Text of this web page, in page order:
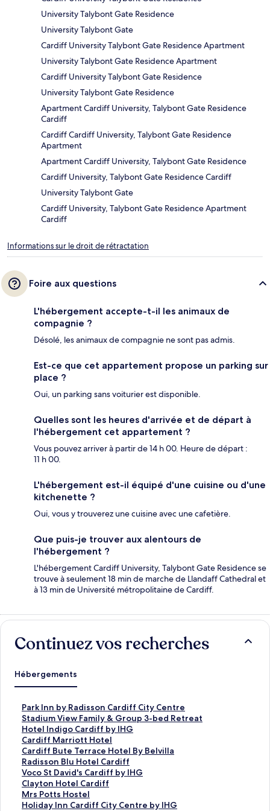
University Talybont Gate Residence
University Talybont Gate
Cardiff University Talybont Gate Residence Apartment
University Talybont Gate Residence Apartment
Cardiff University Talybont Gate Residence
University Talybont Gate Residence
Apartment Cardiff University, Talybont Gate Residence
Cardiff
Cardiff Cardiff University, Talybont Gate Residence
Apartment
Apartment Cardiff University, Talybont Gate Residence
Cardiff University, Talybont Gate Residence Cardiff
University Talybont Gate
Cardiff University, Talybont Gate Residence Apartment
Cardiff
Informations sur le droit de rétractation
Foire aux questions
L'hébergement accepte-t-il les animaux de
compagnie ?
Désolé, les animaux de compagnie ne sont pas admis.
Est-ce que cet appartement propose un parking sur
place ?
Oui, un parking sans voiturier est disponible.
Quelles sont les heures d'arrivée et de départ à
l'hébergement cet appartement ?
Vous pouvez arriver à partir de 14 h 00. Heure de départ :
11 h 00.
L'hébergement est-il équipé d'une cuisine ou d'une
kitchenette ?
Oui, vous y trouverez une cuisine avec une cafetière.
Que puis-je trouver aux alentours de
l'hébergement ?
L'hébergement Cardiff University, Talybont Gate Residence se
trouve à seulement 18 min de marche de Llandaff Cathedral et
à 13 min de Université métropolitaine de Cardiff.
Continuez vos recherches
Hébergements
Park Inn by Radisson Cardiff City Centre
L
i
e
n
o
u
v
r
a
n
Stadium View Family & Group 3-bed Retreat
L
i
e
n
o
u
v
r
a
Hotel Indigo Cardiff by IHG
L
i
e
n
o
u
v
r
Cardiff Marriott Hotel
L
i
e
n
o
u
v
Cardiff Bute Terrace Hotel By Belvilla
L
i
e
n
o
u
Radisson Blu Hotel Cardiff
L
i
e
n
o
Voco St David's Cardiff by IHG
L
i
e
n
Clayton Hotel Cardiff
L
i
e
Mrs Potts Hostel
L
iHoliday Inn Cardiff City Centre by IHG
L